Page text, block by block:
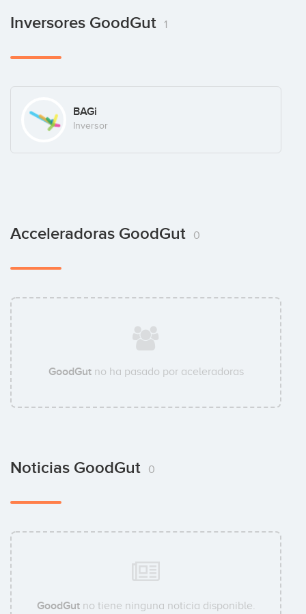
Inversores GoodGut 1
BAGi
Inversor
Acceleradoras GoodGut 0
GoodGutno ha pasado por aceleradoras
Noticias GoodGut 0
GoodGutno tiene ninguna noticia disponible.